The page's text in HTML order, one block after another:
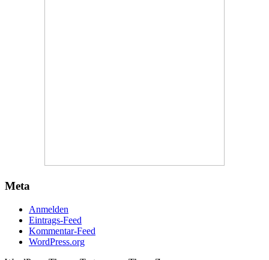
Meta
Anmelden
Eintrags-Feed
Kommentar-Feed
WordPress.org